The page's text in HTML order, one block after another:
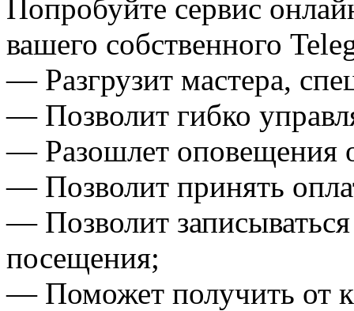
Попробуйте сервис
вашего собственного
— Разгрузит мастера,
— Позволит гибко
— Разошлет оповещения
— Позволит принять
— Позволит
посещения;
— Поможет получить от